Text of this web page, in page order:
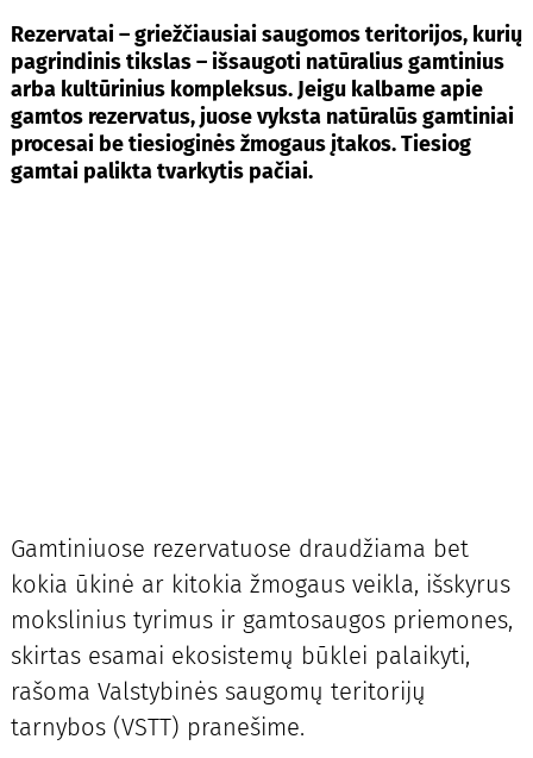
Rezervatai – griežčiausiai saugomos teritorijos, kurių
pagrindinis tikslas – išsaugoti natūralius gamtinius
arba kultūrinius kompleksus. Jeigu kalbame apie
gamtos rezervatus, juose vyksta natūralūs gamtiniai
procesai be tiesioginės žmogaus įtakos. Tiesiog
gamtai palikta tvarkytis pačiai.
Gamtiniuose rezervatuose draudžiama bet
kokia ūkinė ar kitokia žmogaus veikla, išskyrus
mokslinius tyrimus ir gamtosaugos priemones,
skirtas esamai ekosistemų būklei palaikyti,
rašoma Valstybinės saugomų teritorijų
tarnybos (VSTT) pranešime.